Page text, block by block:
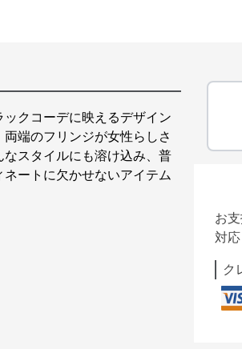
クコーデに映えるデザイン
端のフリンジが女性らしさ
スタイルにも溶け込み、普
ートに欠かせないアイテム
お
対応
ク